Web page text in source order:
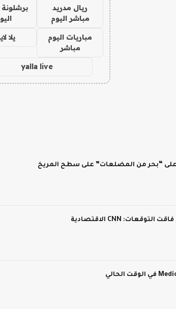
ريال مدريد
مباشر اليوم
مباريات اليوم
مباشر
يلا
yalla live
على “بحر من المضلعات” على سطح المريخ